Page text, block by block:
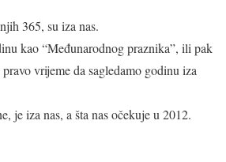
365, su iza nas.
kao “Međunarodnog praznika”, ili pak
vrijeme da sagledamo godinu iza
je iza nas, a šta nas očekuje u 2012.